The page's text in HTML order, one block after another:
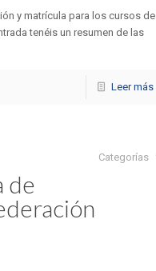
y matrícula para los cursos de
tenéis un resumen de las
Leer más
Categorías
de